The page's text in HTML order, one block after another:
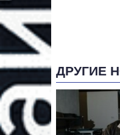
ДРУГИЕ